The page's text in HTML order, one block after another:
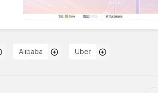
Alibaba Uber